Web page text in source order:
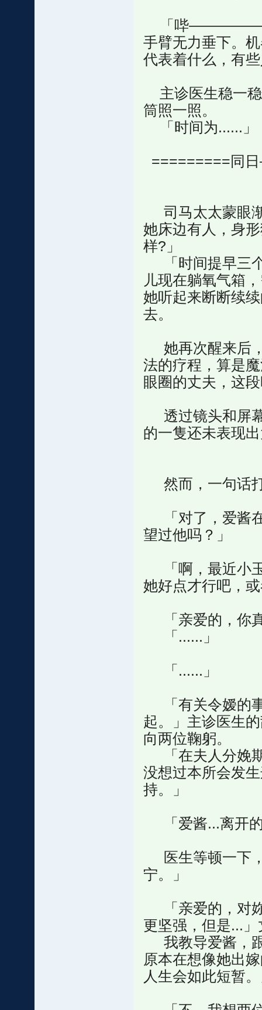
「哔
手臂无力垂下。
代表着什么，有
主诊医生稳一稳
筒照一照。
「时间为......」
=========同
司马太太蒙眼
她床边有人，身
样?」
「时间提早三
儿现在躺氧气箱
她听起来断断续
去。
她再次醒来后
法的疗程，算是
眼圈的丈夫，这
透过镜头和屏
的一隻还未表现
然而，一句话
「对了，爱酱
望过他吗？」
「啊，最近小
她好点才行吧，
「亲爱的，你
「......」
「......」
「有关令嫒的
起。」主诊医生
向两位鞠躬。
「在夫人分娩
没想过本所会发
持。」
「爱酱...离开
医生等顿一下
宁。」
「亲爱的，对
更坚强，但是...
我教导爱酱，
原本在想像她出
人生会如此短暂